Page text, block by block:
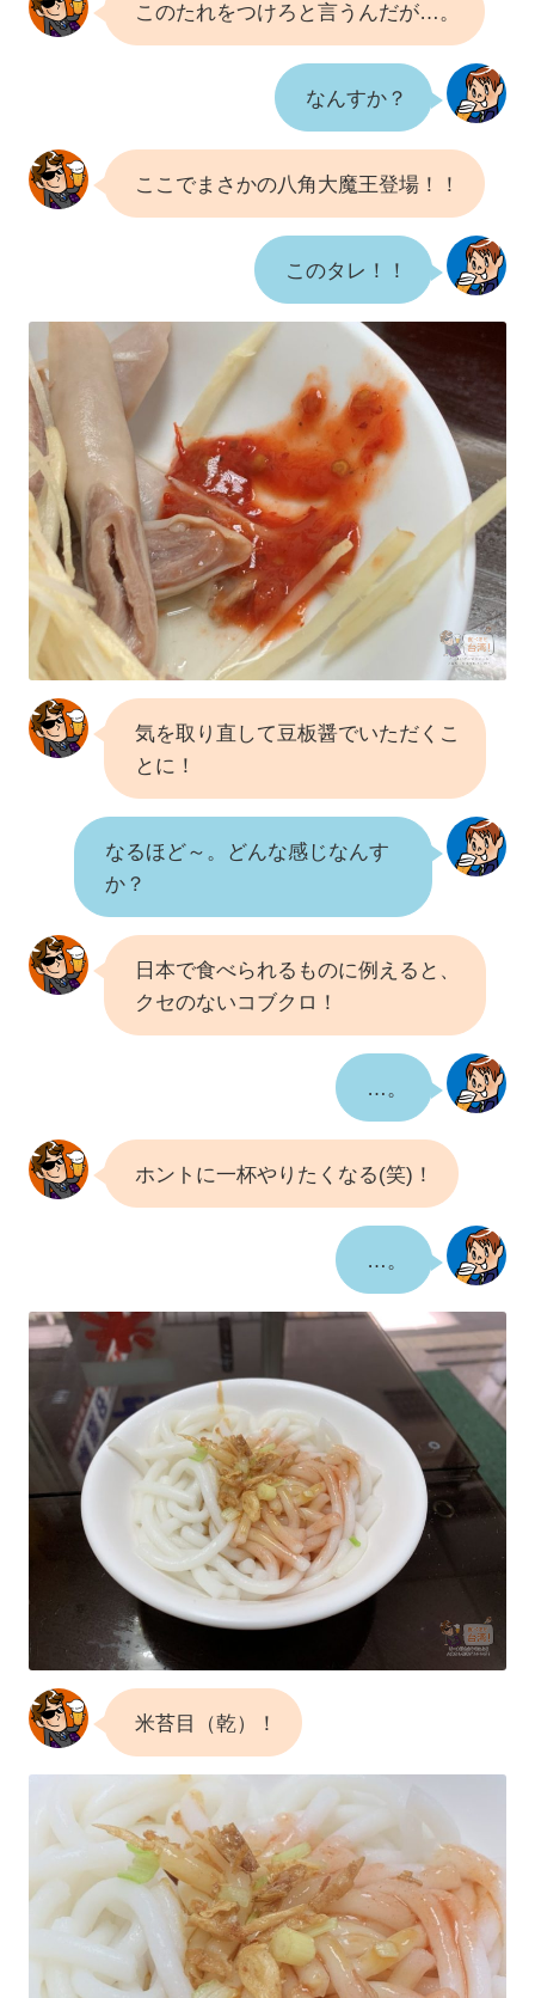
このたれをつけろと言うんだが…。
なんすか？
ここでまさかの八角大魔王登場！！
このタレ！！
気を取り直して豆板醤でいただくこ
とに！
なるほど～。どんな感じなんす
か？
日本で食べられるものに例えると、
クセのないコブクロ！
…。
ホントに一杯やりたくなる(笑)！
…。
米苔目（乾）！